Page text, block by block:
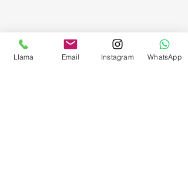
Llama Email Instagram WhatsApp